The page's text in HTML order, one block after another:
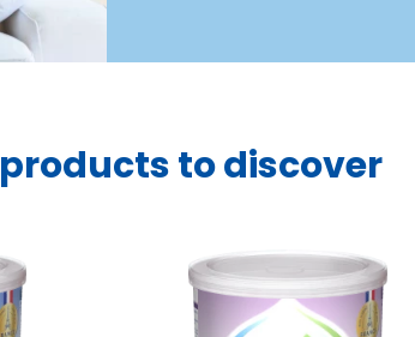
to discover